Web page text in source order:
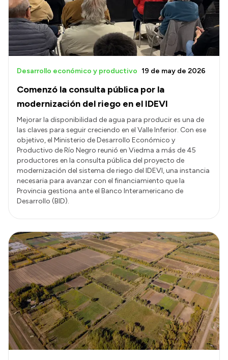
Comenzó la consulta pública por la
modernización del riego en el IDEVI
Desarrollo económico y productivo 19 de may de 2026
Mejorar la disponibilidad de agua para producir es una de
las claves para seguir creciendo en el Valle Inferior. Con ese
objetivo, el Ministerio de Desarrollo Económico y
Productivo de Río Negro reunió en Viedma a más de 45
productores en la consulta pública del proyecto de
modernización del sistema de riego del IDEVI, una instancia
necesaria para avanzar con el financiamiento que la
Provincia gestiona ante el Banco Interamericano de
Desarrollo (BID).